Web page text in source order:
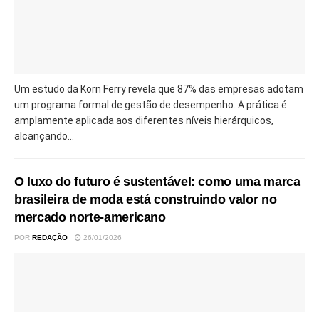
Um estudo da Korn Ferry revela que 87% das empresas adotam
um programa formal de gestão de desempenho. A prática é
amplamente aplicada aos diferentes níveis hierárquicos,
alcançando...
O luxo do futuro é sustentável: como uma marca
brasileira de moda está construindo valor no
mercado norte-americano
POR REDAÇÃO 26/01/2026